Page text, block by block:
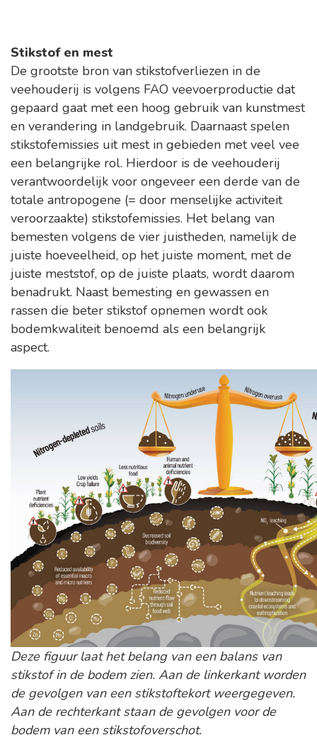
Stikstof en mest
De grootste bron van stikstofverliezen in de
veehouderij is volgens FAO veevoerproductie dat
gepaard gaat met een hoog gebruik van kunstmest
en verandering in landgebruik. Daarnaast spelen
stikstofemissies uit mest in gebieden met veel vee
een belangrijke rol. Hierdoor is de veehouderij
verantwoordelijk voor ongeveer een derde van de
totale antropogene (= door menselijke activiteit
veroorzaakte) stikstofemissies. Het belang van
bemesten volgens de vier juistheden, namelijk de
juiste hoeveelheid, op het juiste moment, met de
juiste meststof, op de juiste plaats, wordt daarom
benadrukt. Naast bemesting en gewassen en
rassen die beter stikstof opnemen wordt ook
bodemkwaliteit benoemd als een belangrijk
aspect.
Deze figuur laat het belang van een balans van
stikstof in de bodem zien. Aan de linkerkant worden
de gevolgen van een stikstoftekort weergegeven.
Aan de rechterkant staan de gevolgen voor de
bodem van een stikstofoverschot.